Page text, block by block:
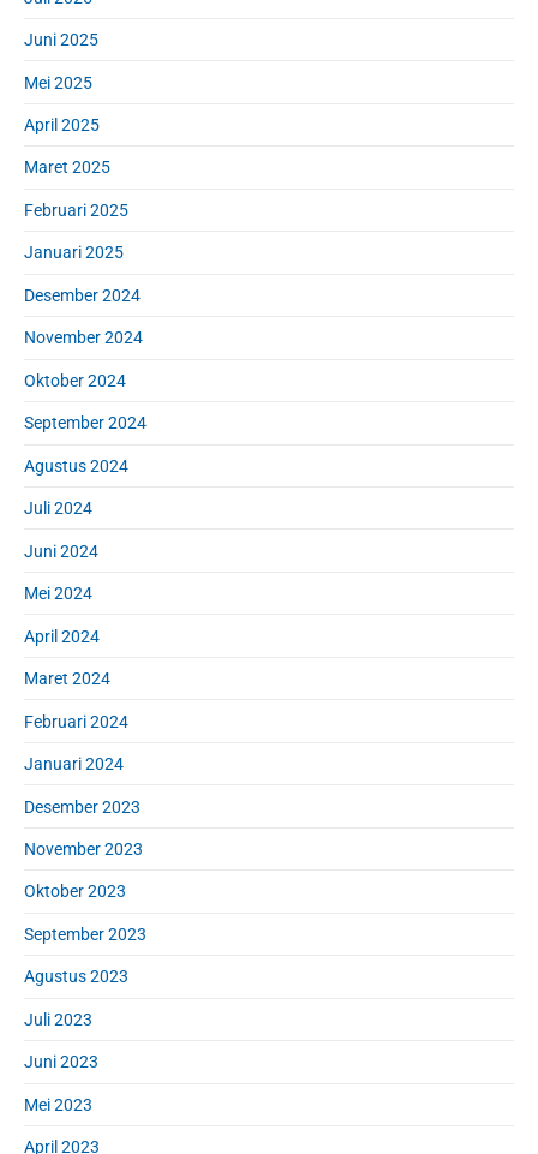
Juni 2025
Mei 2025
April 2025
Maret 2025
Februari 2025
Januari 2025
Desember 2024
November 2024
Oktober 2024
September 2024
Agustus 2024
Juli 2024
Juni 2024
Mei 2024
April 2024
Maret 2024
Februari 2024
Januari 2024
Desember 2023
November 2023
Oktober 2023
September 2023
Agustus 2023
Juli 2023
Juni 2023
Mei 2023
April 2023